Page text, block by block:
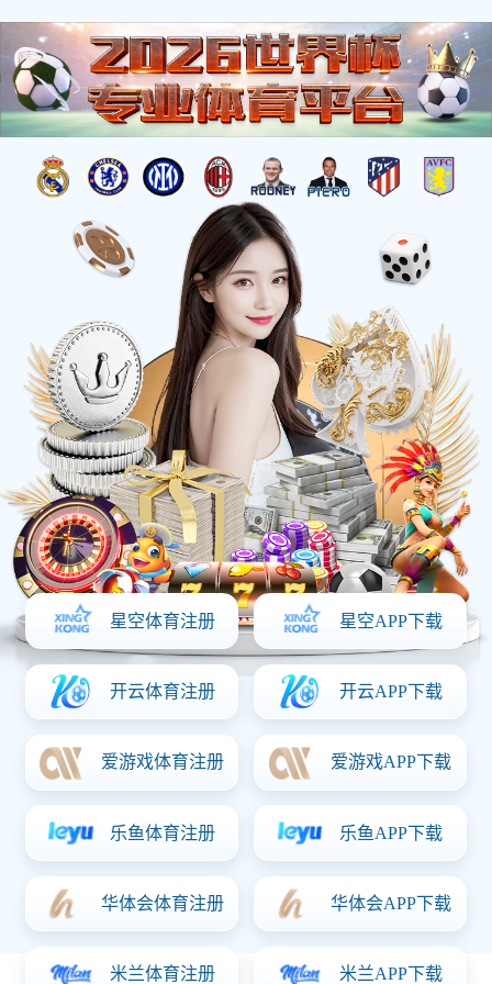
杰出工程
您的位置： 首页 工程荣誉>杰出工程
嘉惠铜雀台小区
先后荣获省优，市优，三市观摩奖，建设规模约为12万
平方米，造价约为2亿3千万，于2013年6月正式开工，